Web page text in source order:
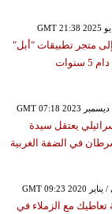
متجر تطبيقات "أبل"
يعتقل سيدة
في الضفة الغربية
مع الزملاء في